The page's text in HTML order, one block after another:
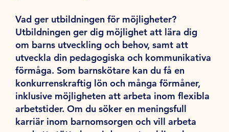
Vad ger utbildningen för möjligheter?
Utbildningen ger dig möjlighet att lära dig
om barns utveckling och behov, samt att
utveckla din pedagogiska och kommunikativa
förmåga. Som barnskötare kan du få en
konkurrenskraftig lön och många förmåner,
inklusive möjligheten att arbeta inom flexibla
arbetstider. Om du söker en meningsfull
karriär inom barnomsorgen och vill arbeta